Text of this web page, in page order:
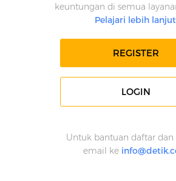
keuntungan di semua
Pelajari lebih
REGISTER
LOGIN
Untuk bantuan daftar dan
email ke